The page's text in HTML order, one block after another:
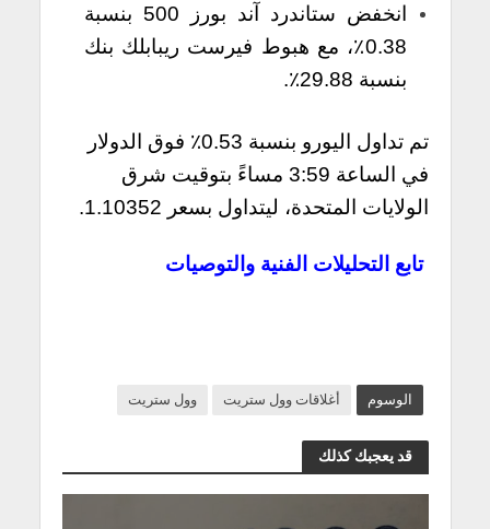
انخفض ستاندرد آند بورز 500 بنسبة
0.38٪، مع هبوط فيرست ريبابلك بنك
بنسبة 29.88٪.
تم تداول اليورو بنسبة 0.53٪ فوق الدولار
في الساعة 3:59 مساءً بتوقيت شرق
الولايات المتحدة، ليتداول بسعر 1.10352.
تابع التحليلات الفنية والتوصيات
الوسوم أغلاقات وول ستريت وول ستريت
قد يعجبك كذلك